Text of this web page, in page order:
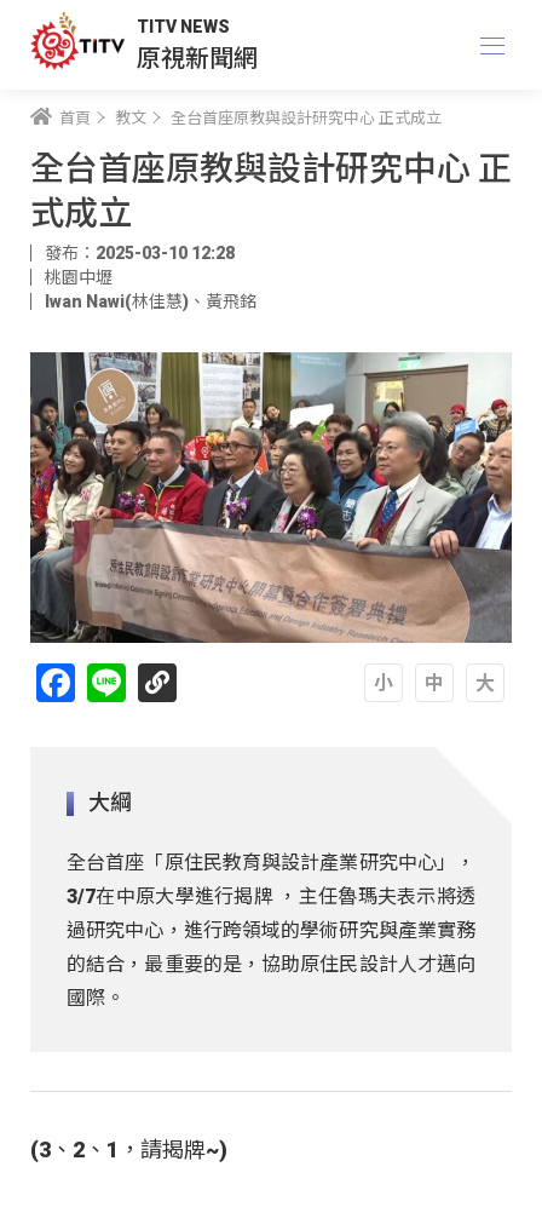
TITV NEWS
原視新聞網
首頁 教文 全台首座原教與設計研究中心 正式成立
全台首座原教與設計研究中心 正
式成立
發布：2025-03-10 12:28
桃園中壢
Iwan Nawi(林佳慧) 、 黃飛銘
Facebook
Line
大綱
全台首座「原住民教育與設計產業研究中心」，
3/7在中原大學進行揭牌 ，主任魯瑪夫表示將透
過研究中心，進行跨領域的學術研究與產業實務
的結合，最重要的是，協助原住民設計人才邁向
國際。
(3、2、1，請揭牌~)